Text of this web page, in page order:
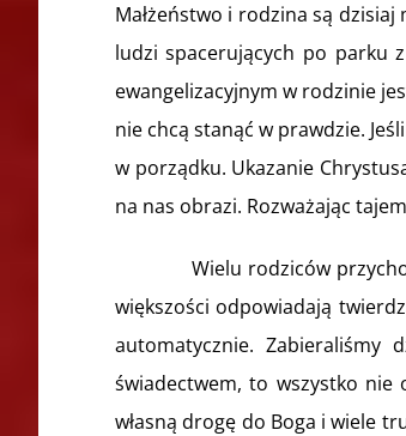
Małżeństwo i rodzina są
ludzi spacerujących po parku
ewangelizacyjnym w rodzinie
nie chcą stanąć w prawdzie.
w porządku. Ukazanie
na nas obrazi. Rozważając
Wielu rodziców przychodzi
większości odpowiadają
automatycznie.
świadectwem, to wszystko nie
własną drogę do Boga i wiele